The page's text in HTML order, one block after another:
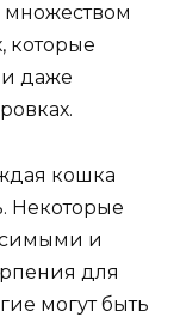
множеством
которые
даже
кошка
Некоторые
и
для
могут быть